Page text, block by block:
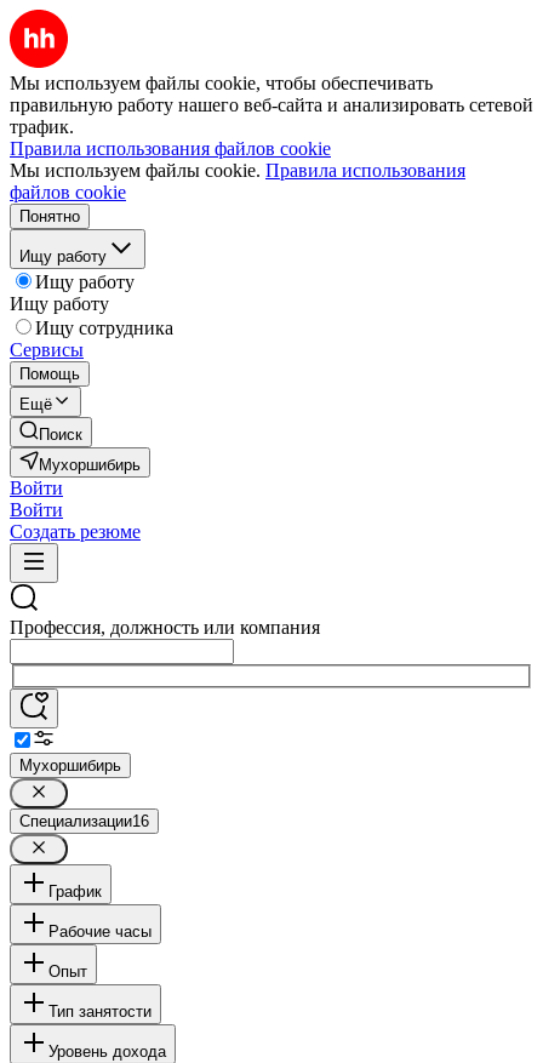
Мы используем файлы cookie, чтобы обеспечивать
правильную работу нашего веб-сайта и анализировать сетевой
трафик.
Правила использования файлов cookie
Мы используем файлы cookie. Правила использования
файлов cookie
Понятно
Ищу работу
Ищу работу
Ищу работу
Ищу сотрудника
Сервисы
Помощь
Ещё
Поиск
Мухоршибирь
Войти
Войти
Создать резюме
Профессия, должность или компания
Мухоршибирь
Специализации16
График
Рабочие часы
Опыт
Тип занятости
Уровень дохода